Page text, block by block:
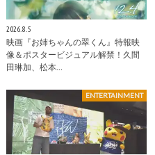
2026.8.5
映画『お姉ちゃんの翠くん』特報映
像＆ポスタービジュアル解禁！久間
田琳加、松本…
ENTERTAINMENT